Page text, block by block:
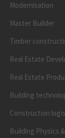
Modernisation
Master Builder
Timber
Real Estate
Real Estate
Building
Construction
Building Physics